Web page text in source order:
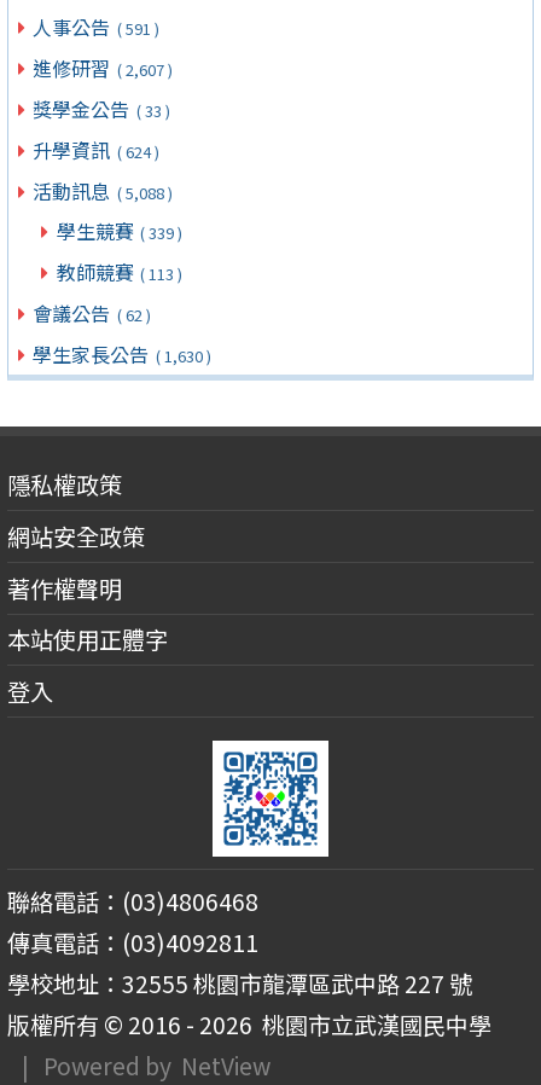
人事公告 ( 591 )
進修研習 ( 2,607 )
獎學金公告 ( 33 )
升學資訊 ( 624 )
活動訊息 ( 5,088 )
學生競賽 ( 339 )
教師競賽 ( 113 )
會議公告 ( 62 )
學生家長公告 ( 1,630 )
隱私權政策
網站安全政策
著作權聲明
本站使用正體字
登入
聯絡電話：(03)4806468
傳真電話：(03)4092811
學校地址：32555 桃園市龍潭區武中路 227 號
版權所有 © 2016 - 2026 桃園市立武漢國民中學
| Powered by NetView